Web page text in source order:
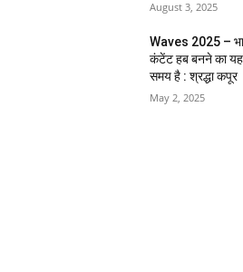
August 3, 2025
Waves 2025 –
कंटेंट हब बनने का
समय है : श्रद्धा कपूर
May 2, 2025